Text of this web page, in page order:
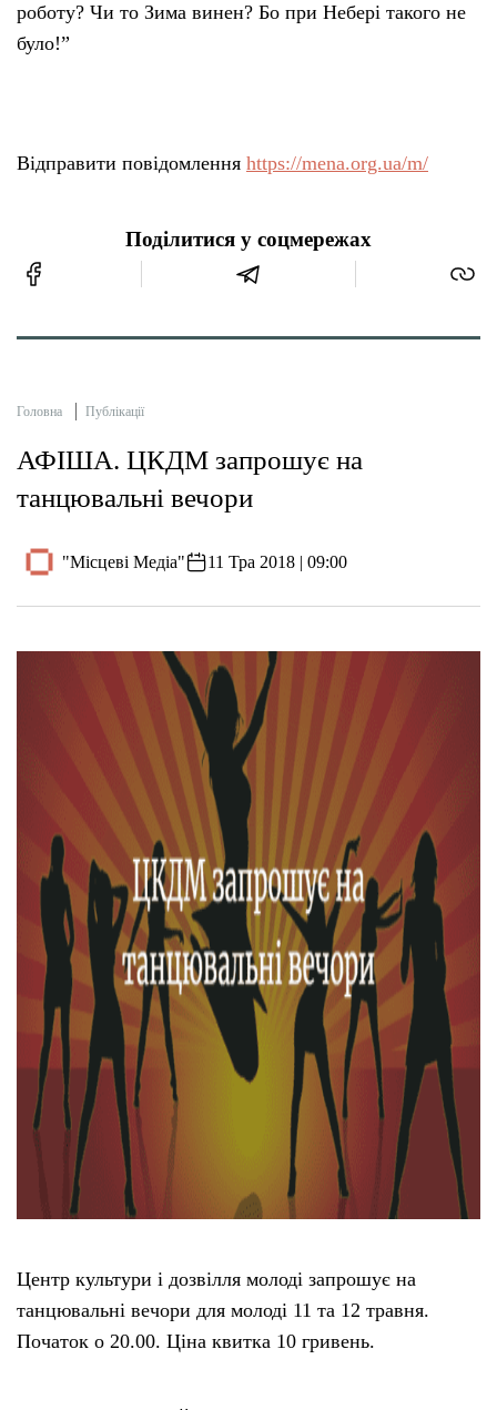
роботу? Чи то Зима винен? Бо при Небері такого не
було!”
Відправити повідомлення https://mena.org.ua/m/
Поділитися у соцмережах
Головна Публікації
АФІША. ЦКДМ запрошує на
танцювальні вечори
"Місцеві Медіа" 11 Тра 2018 | 09:00
Центр культури і дозвілля молоді запрошує на
танцювальні вечори для молоді 11 та 12 травня.
Початок о 20.00. Ціна квитка 10 гривень.